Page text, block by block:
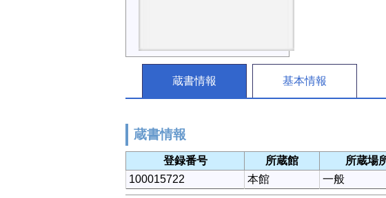
蔵書情報 基本情報
蔵書情報
登録番号 所蔵館 所蔵場
100015722
本館 一般